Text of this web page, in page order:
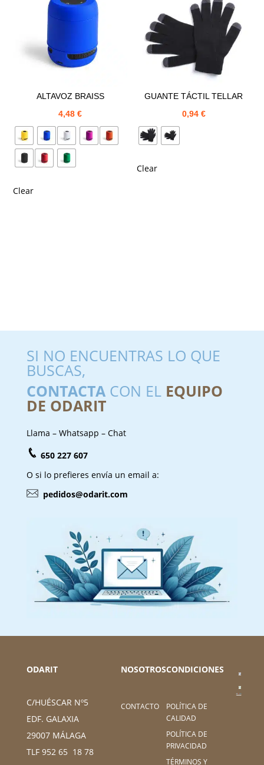
ALTAVOZ BRAISS
4,48€
Clear
GUANTE TÁCTIL TELLAR
0,94 €
Clear
SI NO ENCUENTRAS LO QUE
BUSCAS,
CONTACTACON EL EQUIPO
DE ODARIT
Llama – Whatsapp – Chat
650 227 607
O si lo prefieres envía un email a:
pedidos@odarit.com
ODARIT
C/HUÉSCAR Nº5
EDF. GALAXIA
29007 MÁLAGA
TLF 952 65 18 78
NOSOTROS
CONTACTO
CONDICIONES
POLÍTICA DE
CALIDAD
POLÍTICA DE
PRIVACIDAD
TÉRMINOS Y